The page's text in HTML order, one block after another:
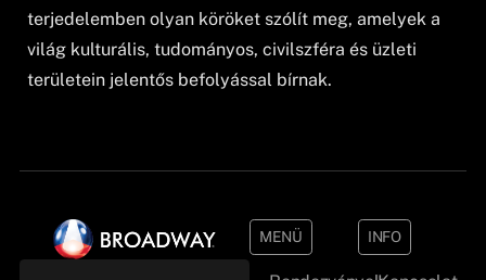
terjedelemben olyan köröket szólít meg, amelyek a
világ kulturális, tudományos, civilszféra és üzleti
területein jelentős befolyással bírnak.
MENÜ INFO